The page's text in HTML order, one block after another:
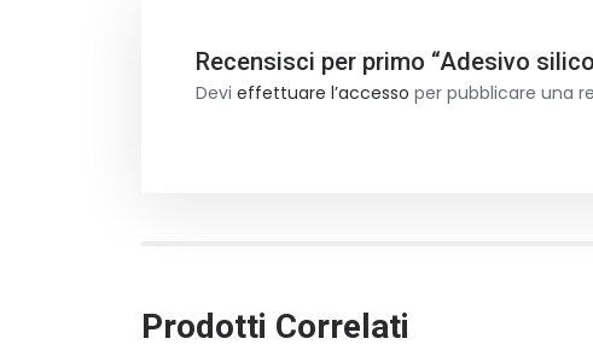
Recensisci per primo “Adesivo
Devi effettuare l’accesso per pubblicare una
Prodotti Correlati